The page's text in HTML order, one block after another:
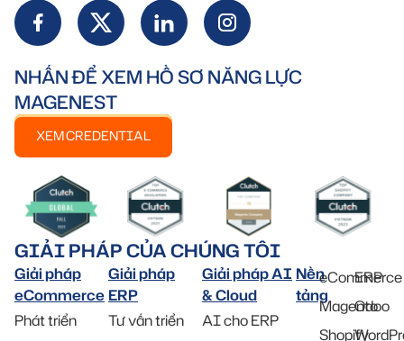
NHẤN ĐỂ XEM HỒ SƠ NĂNG LỰC
MAGENEST
XEM CREDENTIAL
GIẢI PHÁP CỦA CHÚNG TÔI
Giải pháp
eCommerce
Phát triển
Giải pháp
ERP
Tư vấn triển
Giải pháp AI
& Cloud
AI cho ERP
Nền
tảng
eCommerce
Magento
Shopify
ERP
Odoo